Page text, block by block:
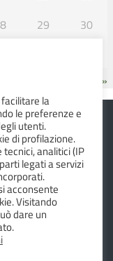
29
30
SET »
la
le preferenze e
utenti.
di profilazione.
analitici (IP
legati a servizi
acconsente
Visitando
dare un